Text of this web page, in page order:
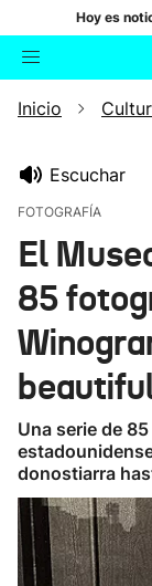
Hoy es
Buscador
Inicio
Escuchar
FOTOGRAFÍA
El
85
Una serie de
donostiarra